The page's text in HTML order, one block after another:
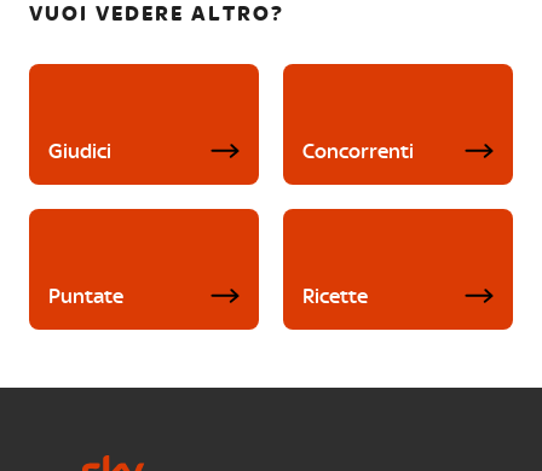
VUOI VEDERE ALTRO?
Giudici Concorrenti
Puntate Ricette